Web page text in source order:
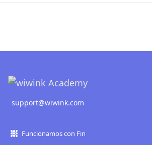
support@wiwink.com
Funcionamos con Fin